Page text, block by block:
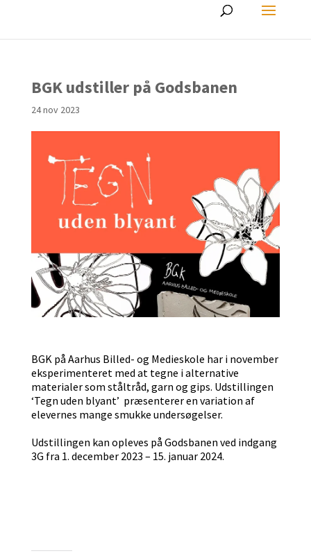
BGK udstiller på Godsbanen
24 nov 2023
BGK på Aarhus Billed- og Medieskole har i november
eksperimenteret med at tegne i alternative
materialer som ståltråd, garn og gips. Udstillingen
‘Tegn uden blyant’ præsenterer en variation af
elevernes mange smukke undersøgelser.
Udstillingen kan opleves på Godsbanen ved indgang
3G fra 1. december 2023 – 15. januar 2024.